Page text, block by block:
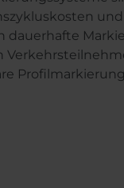
dauerhafte